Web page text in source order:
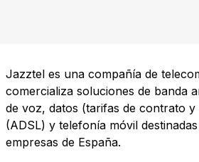
Jazztel es una compañía de
comercializa soluciones de banda
de voz, datos (tarifas de contrato
(ADSL) y telefonía móvil
empresas de España.